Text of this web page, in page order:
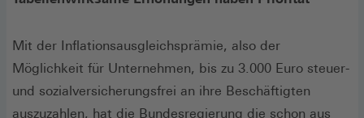
Mit der Inflationsausgleichsprämie, also der
Möglichkeit für Unternehmen, bis zu 3.000 Euro steuer-
und sozialversicherungsfrei an ihre Beschäftigten
auszuzahlen, hat die Bundesregierung die schon aus